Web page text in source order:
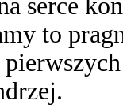
serce
to